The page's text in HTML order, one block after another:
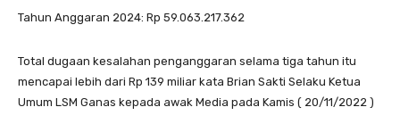
Tahun Anggaran 2024: Rp 59.063.217.362
Total dugaan kesalahan penganggaran selama tiga tahun itu
mencapai lebih dari Rp 139 miliar kata Brian Sakti Selaku Ketua
Umum LSM Ganas kepada awak Media pada Kamis ( 20/11/2022 )